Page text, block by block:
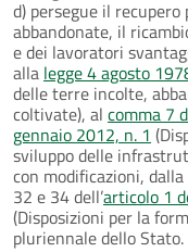
d) persegue il
abbandonate, il
e dei lavoratori
alla legge 4 agosto
delle terre incolte,
coltivate), al comma 7
gennaio 2012, n. 1
sviluppo delle
con modificazioni, dalla
32 e 34 dell’articolo 1
(Disposizioni per la
pluriennale dello